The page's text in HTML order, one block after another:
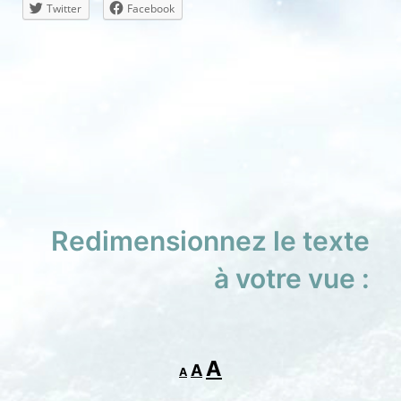
Twitter Facebook
Redimensionnez le texte
à votre vue :
A
Decrease
font
A Reset
A